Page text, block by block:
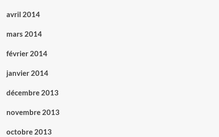
avril 2014
mars 2014
février 2014
janvier 2014
décembre 2013
novembre 2013
octobre 2013